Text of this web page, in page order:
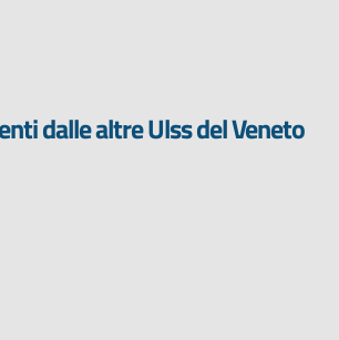
dalle altre Ulss del Veneto